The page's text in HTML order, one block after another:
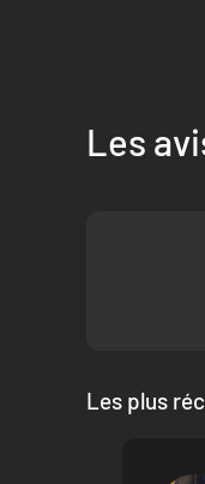
Les
Les plus